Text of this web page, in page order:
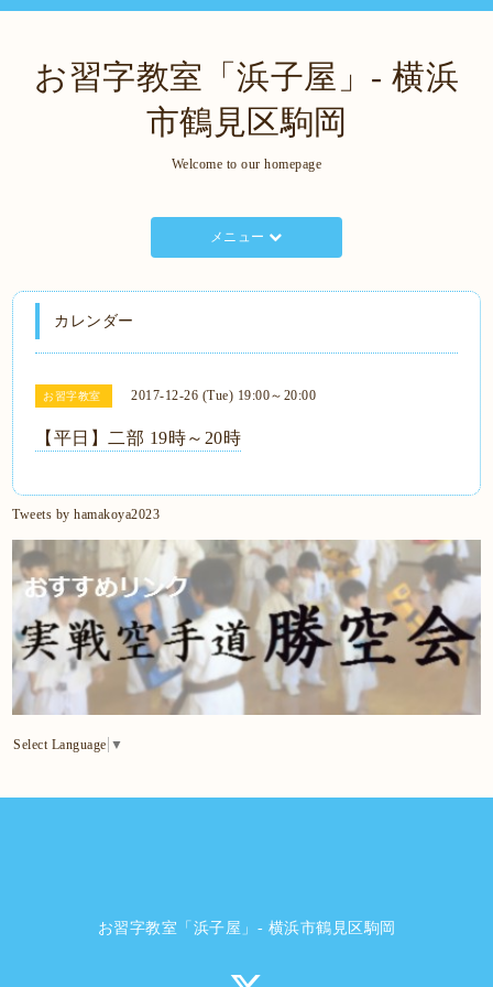
お習字教室「浜子屋」- 横浜
市鶴見区駒岡
Welcome to our homepage
メニュー
カレンダー
お習字教室 2017-12-26 (Tue) 19:00～20:00
【平日】二部 19時～20時
Tweets by hamakoya2023
Select Language ▼
お習字教室「浜子屋」- 横浜市鶴見区駒岡